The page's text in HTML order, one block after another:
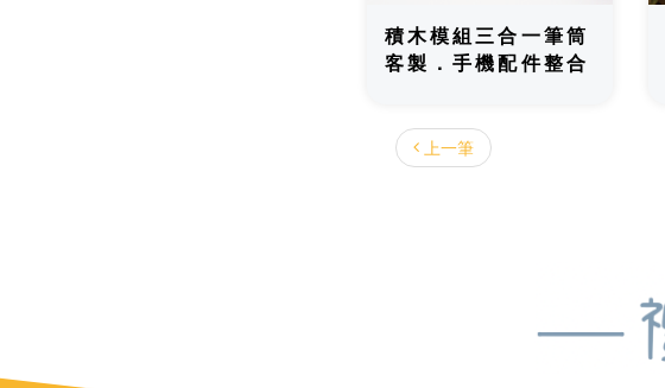
積木模組三合一筆筒
客製．手機配件整合
上一筆